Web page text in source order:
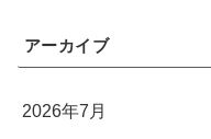
アーカイブ
2026年7月